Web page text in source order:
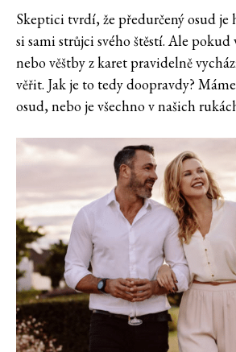
Skeptici tvrdí, že předurčený osud je
si sami strůjci svého štěstí. Ale
nebo věštby z karet pravidelně
věřit. Jak je to tedy doopravdy?
osud, nebo je všechno v našich